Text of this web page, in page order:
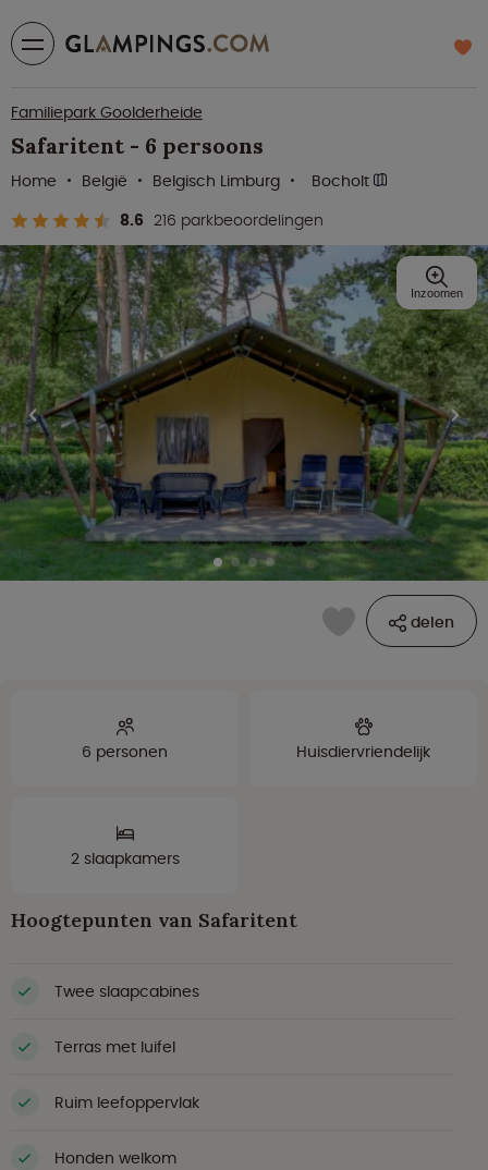
Familiepark Goolderheide
Safaritent - 6 persoons
8.6 216 parkbeoordelingen
Home België Belgisch Limburg Bocholt
delen
Inzoomen
6 personen Huisdiervriendelijk
2 slaapkamers
Hoogtepunten van Safaritent
Twee slaapcabines
Terras met luifel
Ruim leefoppervlak
Honden welkom